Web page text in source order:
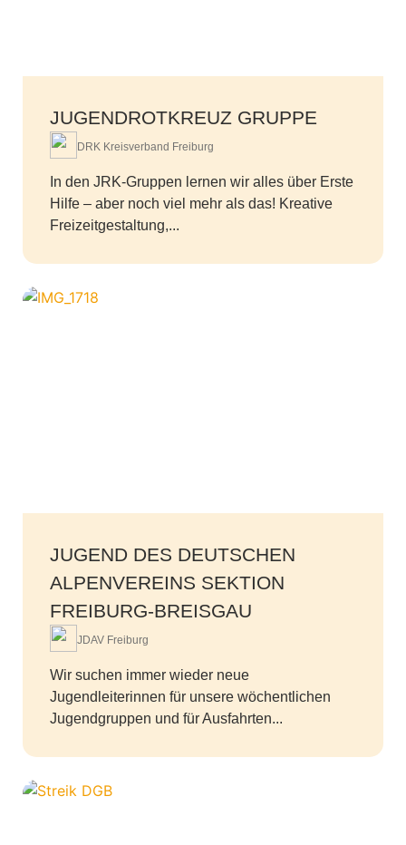
JUGENDROTKREUZ GRUPPE
DRK Kreisverband Freiburg
In den JRK-Gruppen lernen wir alles über Erste
Hilfe – aber noch viel mehr als das! Kreative
Freizeitgestaltung,...
JUGEND DES DEUTSCHEN
ALPENVEREINS SEKTION
FREIBURG-BREISGAU
JDAV Freiburg
Wir suchen immer wieder neue
Jugendleiterinnen für unsere wöchentlichen
Jugendgruppen und für Ausfahrten...